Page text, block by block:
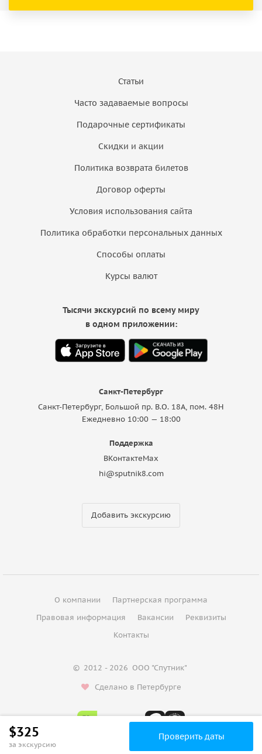
$325
за экскурсию
Проверить даты
Статьи
Часто задаваемые вопросы
Подарочные сертификаты
Скидки и акции
Политика возврата билетов
Договор оферты
Условия использования сайта
Политика обработки персональных данных
Способы оплаты
Курсы валют
Санкт-Петербург
Санкт-Петербург, Большой пр. В.О. 18A, пом. 48Н
Ежедневно 10:00 — 18:00
Поддержка
ВКонтактеMax
hi@sputnik8.com
Добавить экскурсию
Тысячи экскурсий по всему миру
в одном приложении:
О компании
Партнерская программа
Правовая информация
Вакансии
Реквизиты
Контакты
© 2012 - 2026 ООО "Спутник"
Сделано в Петербурге